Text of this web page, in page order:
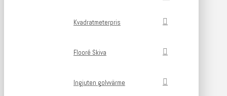
Kvadratmeterpris
Flooré Skiva
Ingjuten golvvärme